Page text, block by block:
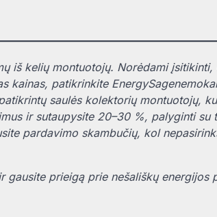
iš kelių montuotojų. Norėdami įsitikinti,
kainas, patikrinkite EnergySage
saulės kolektorių montuotojų,
ir sutaupysite 20–30 %, palyginti su
pardavimo skambučių, kol
gausite prieigą prie nešališkų energijos